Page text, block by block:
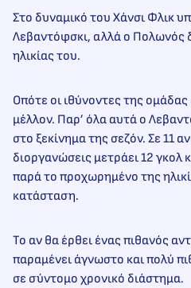
Στο δυναμικό του Χάνσι Φλικ
Λεβαντόφσκι, αλλά ο Πολωνός
ηλικίας του.
Οπότε οι ιθύνοντες της
μέλλον. Παρ’ όλα αυτά ο
στο ξεκίνημα της σεζόν. Σε 11
διοργανώσεις μετράει 12 γκολ
παρά το προχωρημένο της
κατάσταση.
Το αν θα έρθει ένας πιθανός
παραμένει άγνωστο και πολύ
σε σύντομο χρονικό διάστημα.